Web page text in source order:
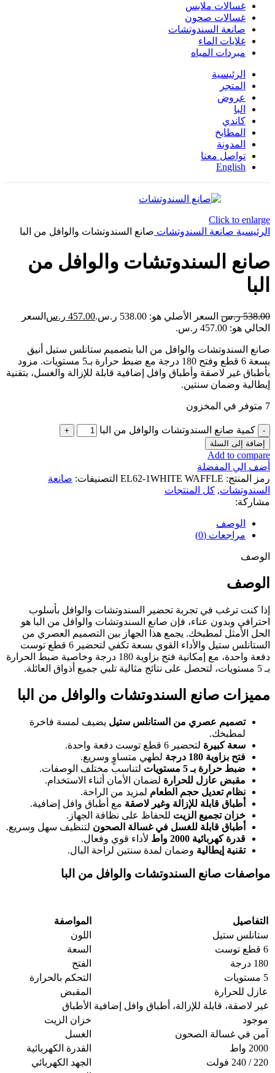
غسالات ملابس
غسالات صحون
صانعة السندوتشات
غلايات الماء
مبردات المياه
الرئيسية
المتجر
عروض
البا
كاندي
المطابخ
المدونة
تواصل معنا
English
Click to enlarge
الرئيسية صانعة السندوتشات صانع السندوتشات والوافل من البا
صانع السندوتشات والوافل من
البا
538.00 ر.س السعر الأصلي هو: 538.00 ر.س. 457.00 ر.س السعر
الحالي هو: 457.00 ر.س.
صانع السندوتشات والوافل من البا بتصميم ستانلس ستيل أنيق
بسعة 6 قطع وفتح 180 درجة مع ضبط حرارة بـ5 مستويات. مزود
بأطباق غير لاصقة وأطباق وافل إضافية قابلة للإزالة والغسل، بتقنية
إيطالية وضمان سنتين.
7 متوفر في المخزون
كمية صانع السندوتشات والوافل من البا
إضافة إلى السلة
Add to compare
أضف الي المفضلة
رمز المنتج: EL62-1WHITE WAFFLE التصنيفات: صانعة
السندوتشات, كل المنتجات
مشاركة:
الوصف
مراجعات (0)
الوصف
الوصف
إذا كنت ترغب في تجربة تحضير السندوتشات والوافل بأسلوب
احترافي وبدون عناء، فإن صانع السندوتشات والوافل من البا هو
الحل الأمثل لمطبخك. يجمع هذا الجهاز بين التصميم العصري من
الستانلس ستيل والأداء القوي بسعة تكفي لتحضير 6 قطع توست
دفعة واحدة، مع إمكانية فتح بزاوية 180 درجة وخاصية ضبط الحرارة
بـ 5 مستويات، لتحصل على نتائج مثالية تلبي جميع أذواق العائلة.
مميزات صانع السندوتشات والوافل من البا
تصميم عصري من الستانلس ستيل يضيف لمسة فاخرة
لمطبخك.
سعة كبيرة لتحضير 6 قطع توست دفعة واحدة.
فتح بزاوية 180 درجة
لطهي متساوٍ وسريع.
ضبط حرارة بـ 5 مستويات
لتناسب مختلف الوصفات.
مقبض عازل للحرارة لضمان الأمان أثناء الاستخدام.
نظام تعديل حجم الطعام لمزيد من الراحة.
أطباق قابلة للإزالة وغير لاصقة مع أطباق وافل إضافية.
خزان تجميع الزيت للحفاظ على نظافة الجهاز.
أطباق قابلة للغسل في غسالة الصحون لتنظيف سهل وسريع.
قدرة كهربائية 2000 واط
لأداء قوي وفعال.
تقنية إيطالية وضمان لمدة سنتين لراحة البال.
مواصفات صانع السندوتشات والوافل من البا
التفاصيل
المواصفة
ستانلس ستيل
اللون
6 قطع توست
السعة
180 درجة
الفتح
5 مستويات
التحكم بالحرارة
عازل للحرارة
المقبض
غير لاصقة، قابلة للإزالة، أطباق وافل إضافية الأطباق
موجود
خزان الزيت
آمن في غسالة الصحون
الغسل
2000 واط
القدرة الكهربائية
220 / 240 فولت
الجهد الكهربائي